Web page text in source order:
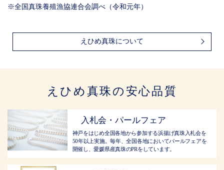
※全国真珠養殖漁協連合会調べ（令和元年）
えひめ真珠について
えひめ真珠の安心品質
入札会・パールフェア
神戸をはじめ全国各地から参加する浜揚げ真珠入札会を
50年以上実施。毎年、全国各地においてパールフェアを
開催し、愛媛県産真珠のPRをしています。